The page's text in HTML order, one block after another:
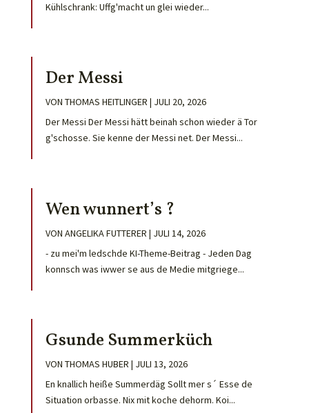
Kühlschrank: Uffg'macht un glei wieder...
Der Messi
VON THOMAS HEITLINGER | JULI 20, 2026
Der Messi Der Messi hätt beinah schon wieder ä Tor
g'schosse. Sie kenne der Messi net. Der Messi...
Wen wunnert’s ?
VON ANGELIKA FUTTERER | JULI 14, 2026
- zu mei'm ledschde KI-Theme-Beitrag - Jeden Dag
konnsch was iwwer se aus de Medie mitgriege...
Gsunde Summerküch
VON THOMAS HUBER | JULI 13, 2026
En knallich heiße Summerdäg Sollt mer s´ Esse de
Situation orbasse. Nix mit koche dehorm. Koi...